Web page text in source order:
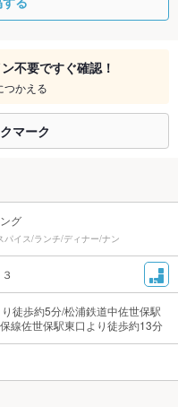
不要ですぐ確認！
つかえる
マーク
グ
イス/ランチ/ディナー/ナン
徒歩約5分/松浦鉄道中佐世保駅
線佐世保駅東口より徒歩約13分